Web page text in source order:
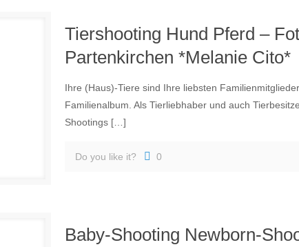
Tiershooting Hund Pferd –
Partenkirchen *Melanie Cito*
Ihre (Haus)-Tiere sind Ihre liebsten
Familienalbum. Als Tierliebhaber und auch
Shootings[…]
Do you like it? 0
Baby-Shooting Newborn-